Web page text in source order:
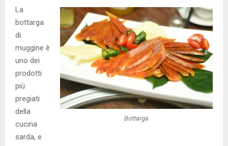
Bottarga
La
bottarga
di
muggine è
uno dei
prodotti
più
pregiati
della
cucina
sarda, e